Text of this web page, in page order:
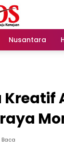
Nusantara
Baca